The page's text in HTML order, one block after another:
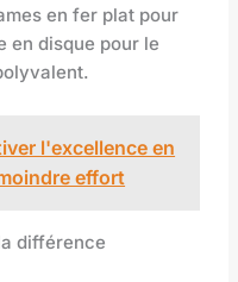
en fer plat pour
en disque pour le
l'excellence en
effort
différence